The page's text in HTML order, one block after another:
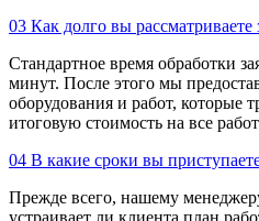
03 Как долго вы
Стандартное время обработки
минут. После этого мы
оборудования и работ, которые
итоговую стоимость на все
04 В какие сроки вы
Прежде всего, нашему